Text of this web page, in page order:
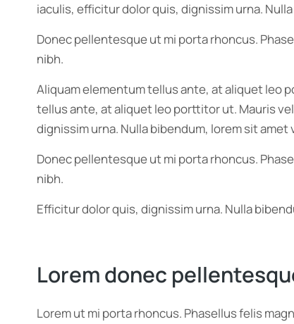
iaculis, efficitur dolor quis, dignissim urna.
Donec pellentesque ut mi porta rhoncus.
nibh.
Aliquam elementum tellus ante, at aliquet leo
tellus ante, at aliquet leo porttitor ut. Mauris
dignissim urna. Nulla bibendum, lorem sit
Donec pellentesque ut mi porta rhoncus.
nibh.
Efficitur dolor quis, dignissim urna. Nulla
Lorem donec
Lorem ut mi porta rhoncus. Phasellus felis